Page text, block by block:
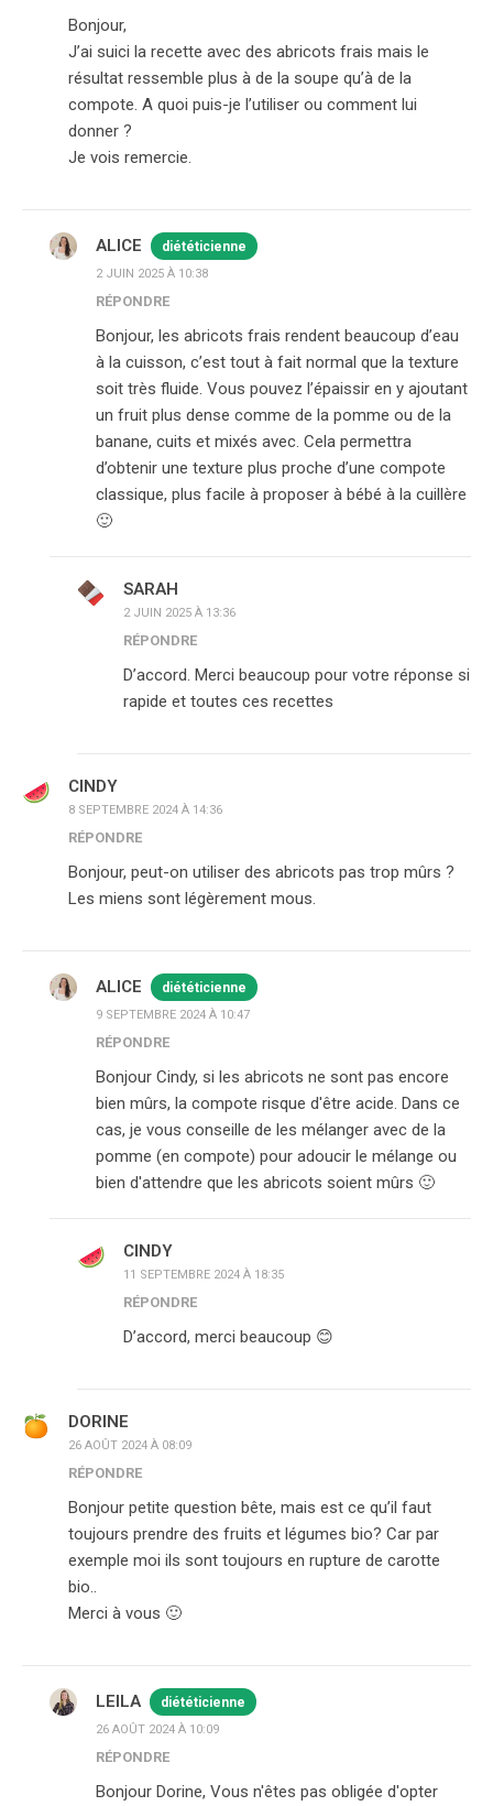
Bonjour,
J’ai suici la recette avec des abricots frais mais le
résultat ressemble plus à de la soupe qu’à de la
compote. A quoi puis-je l’utiliser ou comment lui
donner ?
Je vois remercie.
ALICE diététicienne
2 JUIN 2025 À 10:38
RÉPONDRE
Bonjour, les abricots frais rendent beaucoup d’eau
à la cuisson, c’est tout à fait normal que la texture
soit très fluide. Vous pouvez l’épaissir en y ajoutant
un fruit plus dense comme de la pomme ou de la
banane, cuits et mixés avec. Cela permettra
d’obtenir une texture plus proche d’une compote
classique, plus facile à proposer à bébé à la cuillère
🙂
SARAH
2 JUIN 2025 À 13:36
RÉPONDRE
D’accord. Merci beaucoup pour votre réponse si
rapide et toutes ces recettes
CINDY
8 SEPTEMBRE 2024 À 14:36
RÉPONDRE
Bonjour, peut-on utiliser des abricots pas trop mûrs ?
Les miens sont légèrement mous.
ALICE diététicienne
9 SEPTEMBRE 2024 À 10:47
RÉPONDRE
Bonjour Cindy, si les abricots ne sont pas encore
bien mûrs, la compote risque d'être acide. Dans ce
cas, je vous conseille de les mélanger avec de la
pomme (en compote) pour adoucir le mélange ou
bien d'attendre que les abricots soient mûrs 🙂
CINDY
11 SEPTEMBRE 2024 À 18:35
RÉPONDRE
D’accord, merci beaucoup 😊
DORINE
26 AOÛT 2024 À 08:09
RÉPONDRE
Bonjour petite question bête, mais est ce qu’il faut
toujours prendre des fruits et légumes bio? Car par
exemple moi ils sont toujours en rupture de carotte
bio..
Merci à vous 🙂
LEILA diététicienne
26 AOÛT 2024 À 10:09
RÉPONDRE
Bonjour Dorine, Vous n'êtes pas obligée d'opter